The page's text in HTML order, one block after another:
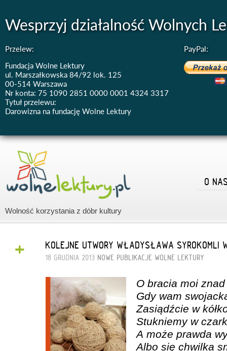
Wesprzyj działalność Wolnych
Przelew:
Fundacja Wolne Lektury
ul. Marszałkowska 84/92 lok. 125
00-514 Warszawa
Nr konta: 75 1090 2851 0000 0001 4324 3317
Tytuł przelewu:
Darowizna na fundację Wolne Lektury
PayPal:
Wolność korzystania z dóbr kultury
O
+ KOLEJNE UTWORY WŁADYSŁAWA SYROKOMLI
18 GRUDNIA 2013 NOWE PUBLIKACJE WOLNE LEKTURY
O bracia moi
Gdy wam
Zasiądźcie w
Stukniemy w
A może prawda
Albo się chwilka